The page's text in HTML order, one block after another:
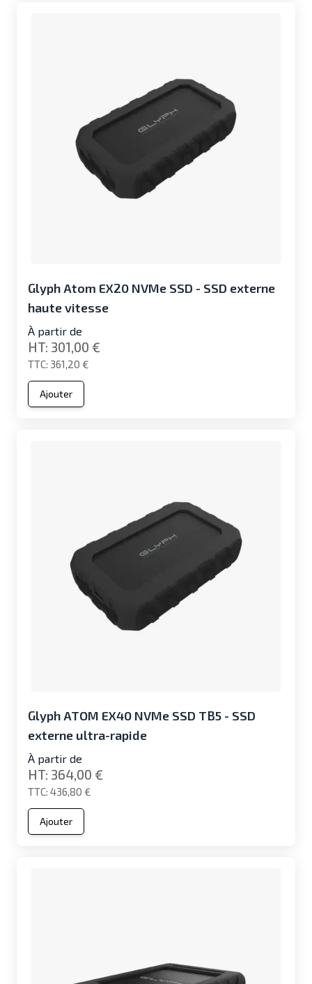
Glyph Atom EX20 NVMe SSD - SSD externe
haute vitesse
À partir de
361,20 €
301,00 €
Ajouter
Glyph ATOM EX40 NVMe SSD TB5 - SSD
externe ultra-rapide
À partir de
436,80 €
364,00 €
Ajouter